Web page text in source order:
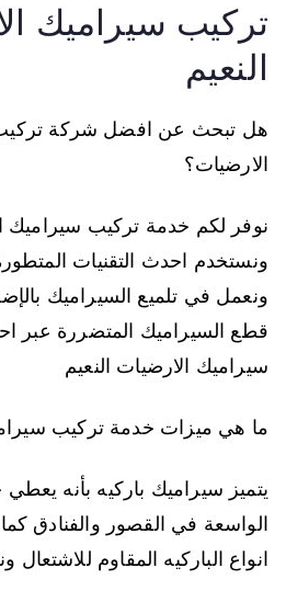
تركيب سيراميك
النعيم
هل تبحث عن افضل شركة تركيب
الارضيات؟
نوفر لكم خدمة تركيب سيراميك
ونستخدم احدث التقنيات
ونعمل في تلميع السيراميك
قطع السيراميك المتضررة عبر
سيراميك الارضيات النعيم
ما هي ميزات خدمة تركيب
يتميز سيراميك باركيه بأنه
الواسعة في القصور والفنادق
انواع الباركيه المقاوم